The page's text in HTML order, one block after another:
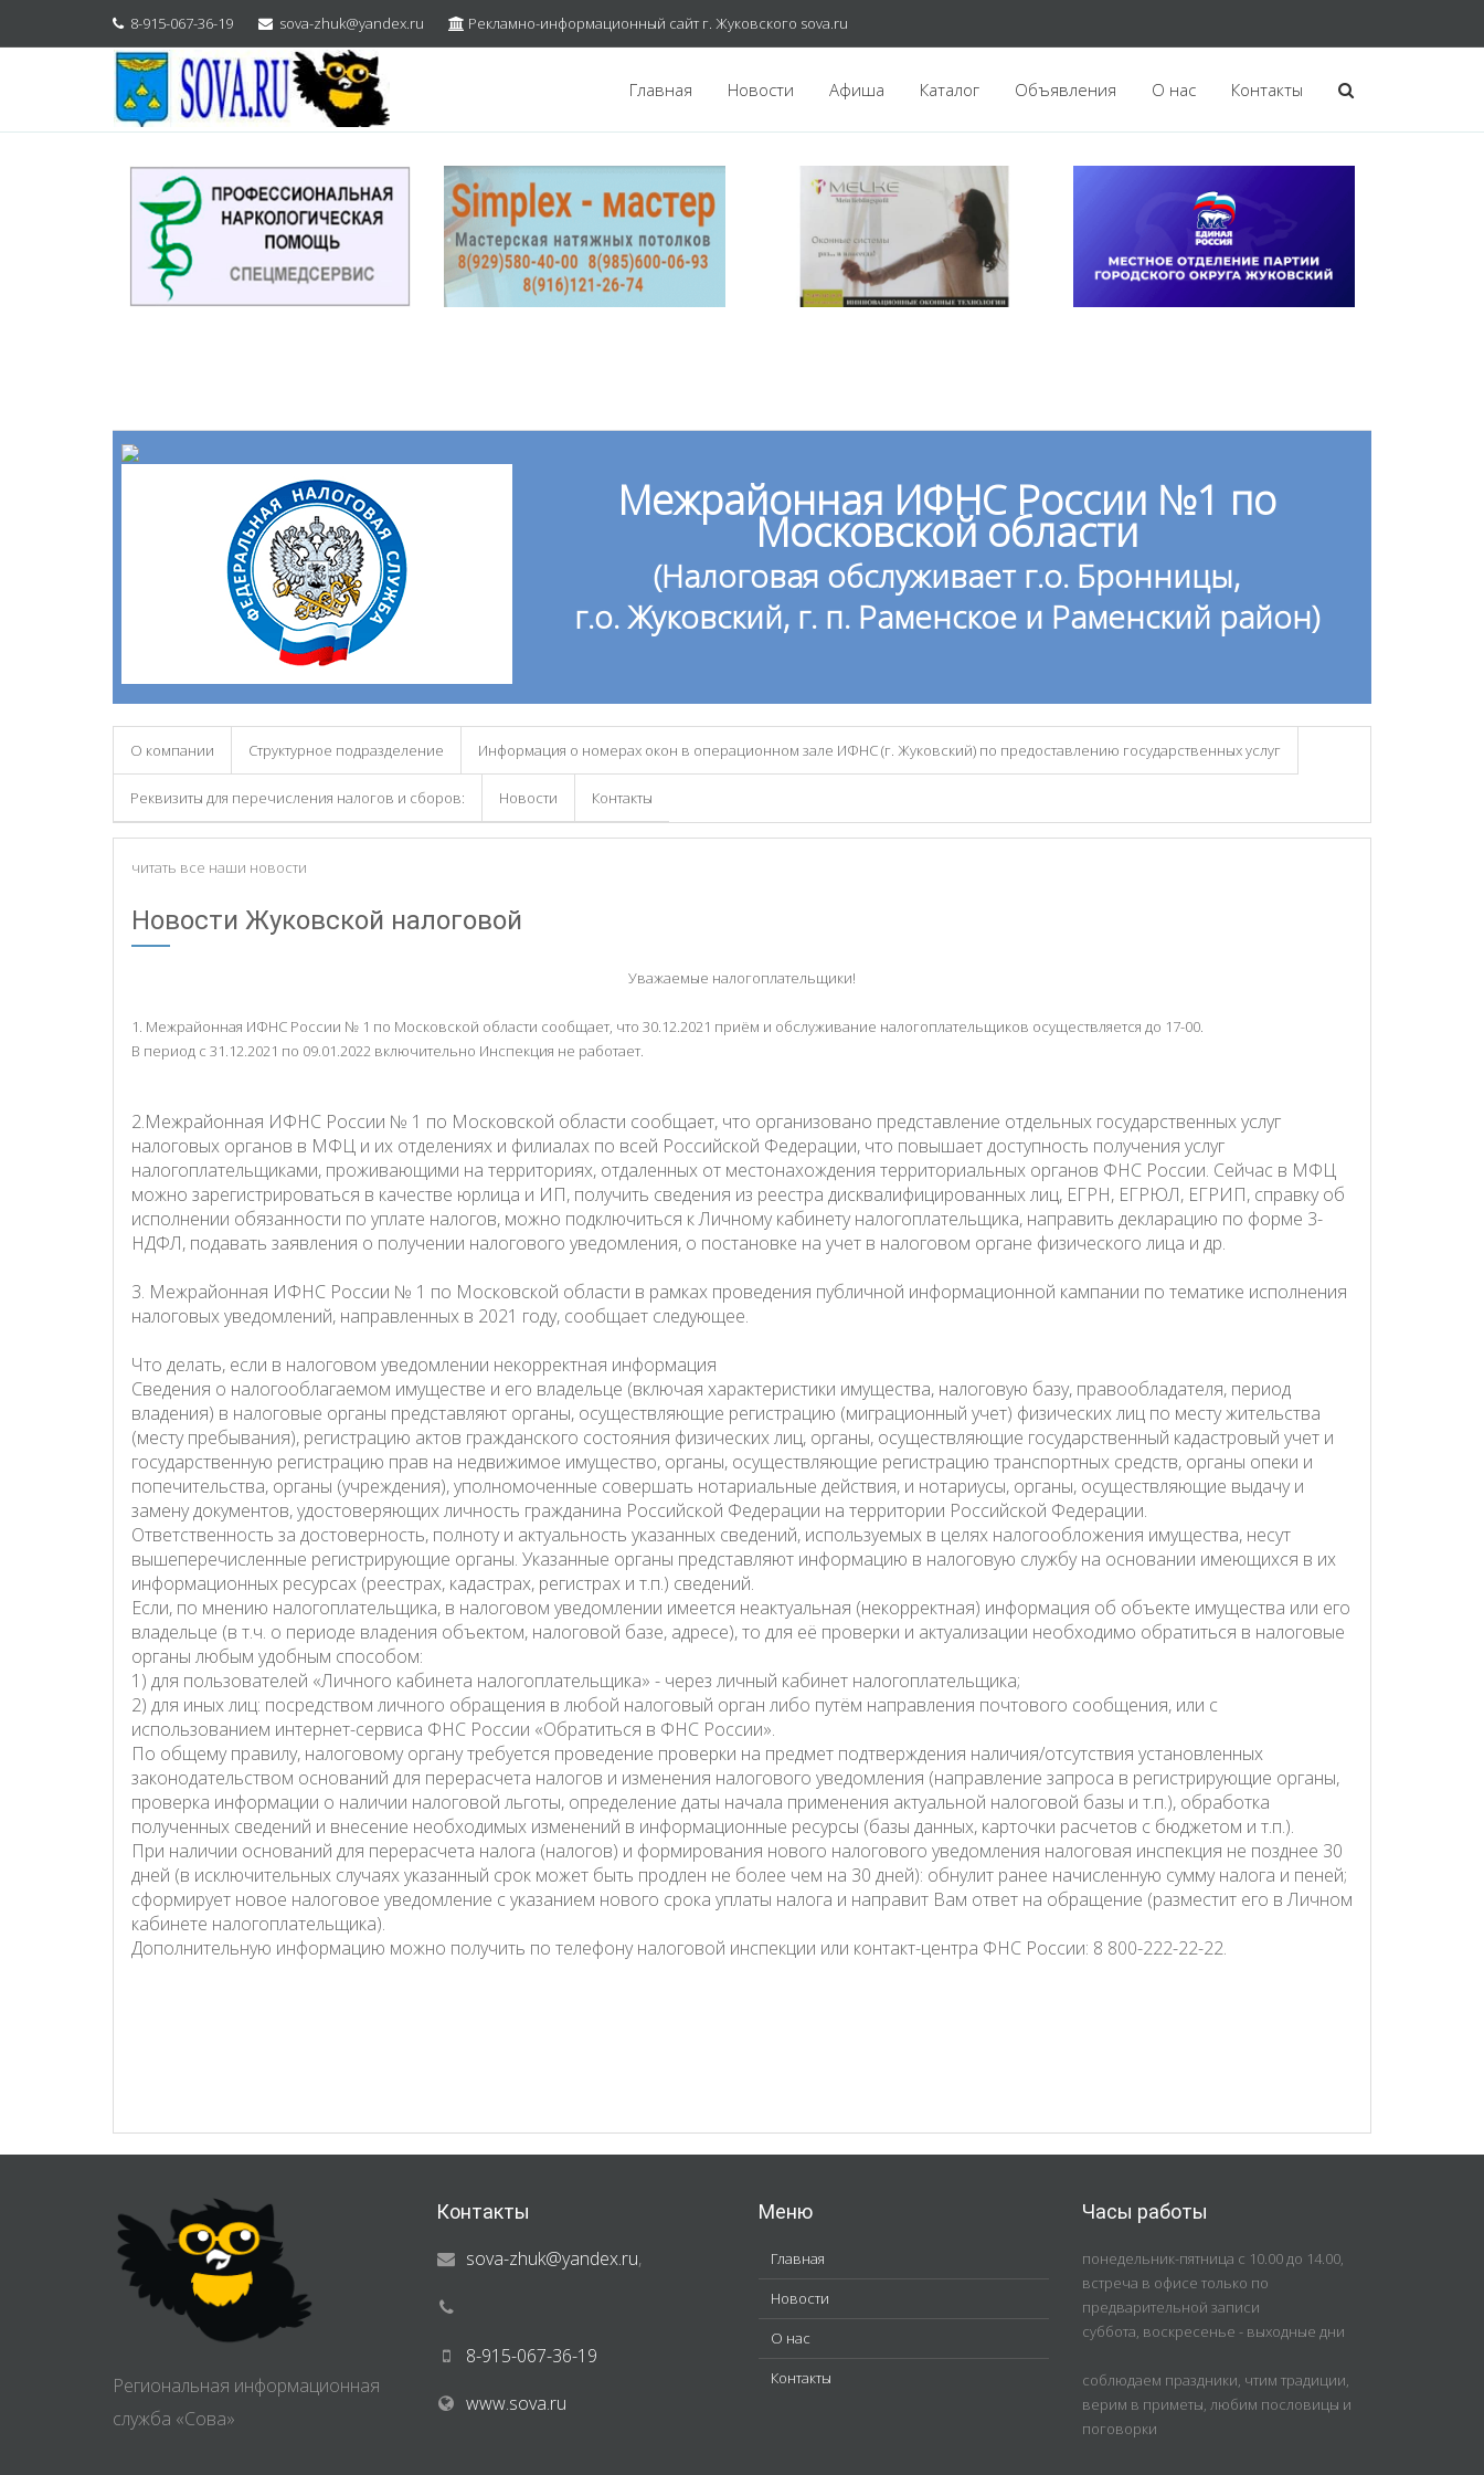
8-915-067-36-19 sova-zhuk@yandex.ru Рекламно-информационный сайт г. Жуковского sova.ru
Главная Новости Афиша Каталог Объявления О нас Контакты
Межрайонная ИФНС России №1 по
Московской области
(Налоговая обслуживает г.о. Бронницы,
г.о. Жуковский, г. п. Раменское и Раменский район)
О компании Структурное подразделение Информация о номерах окон в операционном зале ИФНС (г. Жуковский) по предоставлению государственных услуг
Реквизиты для перечисления налогов и сборов: Новости Контакты
читать все наши новости
Новости Жуковской налоговой
Уважаемые налогоплательщики!
1. Межрайонная ИФНС России № 1 по Московской области сообщает, что 30.12.2021 приём и обслуживание налогоплательщиков осуществляется до 17-00.
В период с 31.12.2021 по 09.01.2022 включительно Инспекция не работает.
2.Межрайонная ИФНС России № 1 по Московской области сообщает, что организовано представление отдельных государственных услуг
налоговых органов в МФЦ и их отделениях и филиалах по всей Российской Федерации, что повышает доступность получения услуг
налогоплательщиками, проживающими на территориях, отдаленных от местонахождения территориальных органов ФНС России. Сейчас в МФЦ
можно зарегистрироваться в качестве юрлица и ИП, получить сведения из реестра дисквалифицированных лиц, ЕГРН, ЕГРЮЛ, ЕГРИП, справку об
исполнении обязанности по уплате налогов, можно подключиться к Личному кабинету налогоплательщика, направить декларацию по форме 3-
НДФЛ, подавать заявления о получении налогового уведомления, о постановке на учет в налоговом органе физического лица и др.
3. Межрайонная ИФНС России № 1 по Московской области в рамках проведения публичной информационной кампании по тематике исполнения
налоговых уведомлений, направленных в 2021 году, сообщает следующее.
Что делать, если в налоговом уведомлении некорректная информация
Сведения о налогооблагаемом имуществе и его владельце (включая характеристики имущества, налоговую базу, правообладателя, период
владения) в налоговые органы представляют органы, осуществляющие регистрацию (миграционный учет) физических лиц по месту жительства
(месту пребывания), регистрацию актов гражданского состояния физических лиц, органы, осуществляющие государственный кадастровый учет и
государственную регистрацию прав на недвижимое имущество, органы, осуществляющие регистрацию транспортных средств, органы опеки и
попечительства, органы (учреждения), уполномоченные совершать нотариальные действия, и нотариусы, органы, осуществляющие выдачу и
замену документов, удостоверяющих личность гражданина Российской Федерации на территории Российской Федерации.
Ответственность за достоверность, полноту и актуальность указанных сведений, используемых в целях налогообложения имущества, несут
вышеперечисленные регистрирующие органы. Указанные органы представляют информацию в налоговую службу на основании имеющихся в их
информационных ресурсах (реестрах, кадастрах, регистрах и т.п.) сведений.
Если, по мнению налогоплательщика, в налоговом уведомлении имеется неактуальная (некорректная) информация об объекте имущества или его
владельце (в т.ч. о периоде владения объектом, налоговой базе, адресе), то для её проверки и актуализации необходимо обратиться в налоговые
органы любым удобным способом:
1) для пользователей «Личного кабинета налогоплательщика» - через личный кабинет налогоплательщика;
2) для иных лиц: посредством личного обращения в любой налоговый орган либо путём направления почтового сообщения, или с
использованием интернет-сервиса ФНС России «Обратиться в ФНС России».
По общему правилу, налоговому органу требуется проведение проверки на предмет подтверждения наличия/отсутствия установленных
законодательством оснований для перерасчета налогов и изменения налогового уведомления (направление запроса в регистрирующие органы,
проверка информации о наличии налоговой льготы, определение даты начала применения актуальной налоговой базы и т.п.), обработка
полученных сведений и внесение необходимых изменений в информационные ресурсы (базы данных, карточки расчетов с бюджетом и т.п.).
При наличии оснований для перерасчета налога (налогов) и формирования нового налогового уведомления налоговая инспекция не позднее 30
дней (в исключительных случаях указанный срок может быть продлен не более чем на 30 дней): обнулит ранее начисленную сумму налога и пеней;
сформирует новое налоговое уведомление с указанием нового срока уплаты налога и направит Вам ответ на обращение (разместит его в Личном
кабинете налогоплательщика).
Дополнительную информацию можно получить по телефону налоговой инспекции или контакт-центра ФНС России: 8 800-222-22-22.
Региональная информационная
служба «Сова»
Контакты
sova-zhuk@yandex.ru,
8-915-067-36-19
www.sova.ru
Меню
Главная
Новости
О нас
Контакты
Часы работы
понедельник-пятница с 10.00 до 14.00,
встреча в офисе только по
предварительной записи
суббота, воскресенье - выходные дни
соблюдаем праздники, чтим традиции,
верим в приметы, любим пословицы и
поговорки